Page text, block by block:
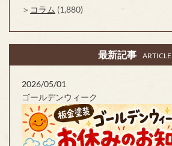
コラム (1,880)
最新記事 ARTICLE
2026/05/01
ゴールデンウィーク